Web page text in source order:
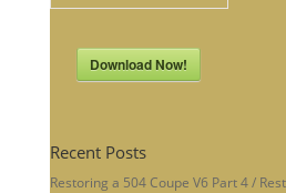
Download Now!
Recent Posts
Restoring a 504 Coupe V6 Part 4 /